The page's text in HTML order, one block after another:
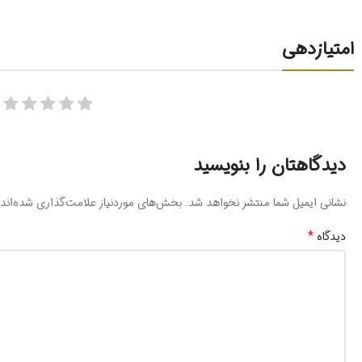
امتیازدهی
دیدگاهتان را بنویسید
نشانی ایمیل شما منتشر نخواهد شد. بخش‌های موردنیاز علامت‌گذاری
دیدگاه*